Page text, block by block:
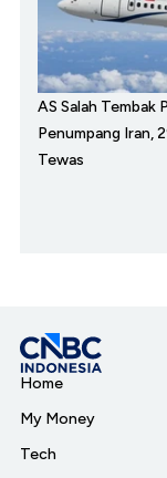
AS Salah Tembak
Penumpang Iran,
Tewas
Home
My Money
Tech